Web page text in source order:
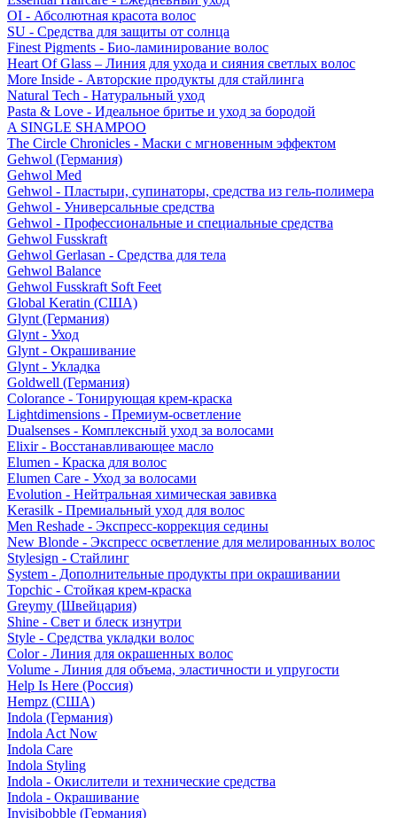
OI - Абсолютная красота волос
SU - Средства для защиты от солнца
Finest Pigments - Био-ламинирование волос
Heart Of Glass – Линия для ухода и сияния светлых волос
More Inside - Авторские продукты для стайлинга
Natural Tech - Натуральный уход
Pasta & Love - Идеальное бритье и уход за бородой
A SINGLE SHAMPOO
The Circle Chronicles - Маски с мгновенным эффектом
Gehwol (Германия)
Gehwol Med
Gehwol - Пластыри, супинаторы, средства из гель-полимера
Gehwol - Универсальные средства
Gehwol - Профессиональные и специальные средства
Gehwol Fusskraft
Gehwol Gerlasan - Средства для тела
Gehwol Balance
Gehwol Fusskraft Soft Feet
Global Keratin (США)
Glynt (Германия)
Glynt - Уход
Glynt - Окрашивание
Glynt - Укладка
Goldwell (Германия)
Colorance - Тонирующая крем-краска
Lightdimensions - Премиум-осветление
Dualsenses - Комплексный уход за волосами
Elixir - Восстанавливающее масло
Elumen - Краска для волос
Elumen Care - Уход за волосами
Evolution - Нейтральная химическая завивка
Kerasilk - Премиальный уход для волос
Men Reshade - Экспресс-коррекция седины
New Blonde - Экспресс осветление для мелированных волос
Stylesign - Стайлинг
System - Дополнительные продукты при окрашивании
Topchic - Стойкая крем-краска
Greymy (Швейцария)
Shine - Свет и блеск изнутри
Style - Средства укладки волос
Color - Линия для окрашенных волос
Volume - Линия для объема, эластичности и упругости
Help Is Here (Россия)
Hempz (США)
Indola (Германия)
Indola Act Now
Indola Care
Indola Styling
Indola - Окислители и технические средства
Indola - Окрашивание
Invisibobble (Германия)